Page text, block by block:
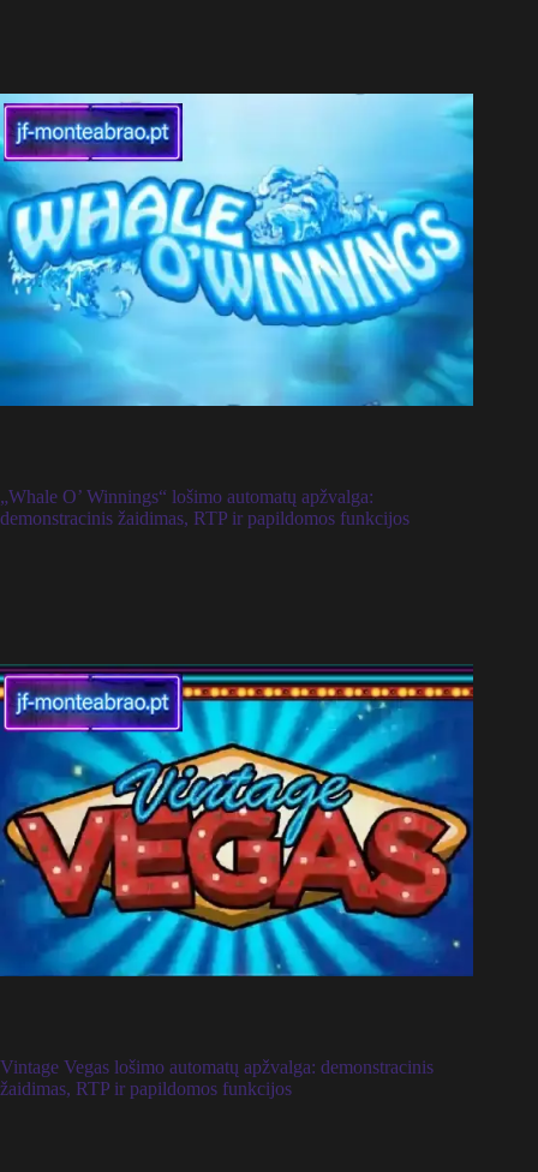
„Whale O’ Winnings“ lošimo automatų apžvalga:
demonstracinis žaidimas, RTP ir papildomos funkcijos
Vintage Vegas lošimo automatų apžvalga: demonstracinis
žaidimas, RTP ir papildomos funkcijos